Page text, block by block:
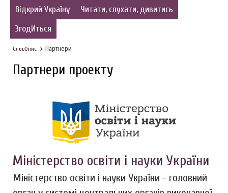
Відкрий Україну
Читати, слухати, дивитись
ЗгодИться
СловОпис Партнери
Партнери проекту
Міністерство освіти і науки України
Міністерство освіти і науки України - головний